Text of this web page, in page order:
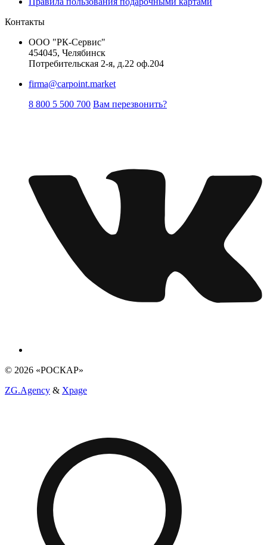
Контакты
ООО "РК-Сервис"
454045, Челябинск
Потребительская 2-я, д.22 оф.204
firma@carpoint.market
8 800 5 500 700 Вам перезвонить?
© 2026 «РОСКАР»
ZG.Agency & Xpage